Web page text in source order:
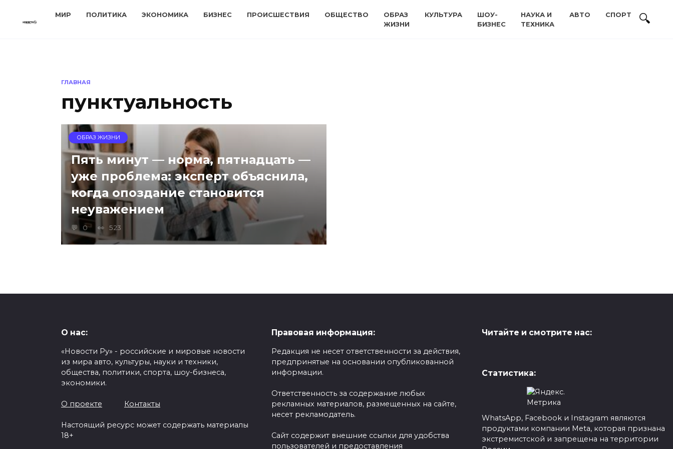
МИР ПОЛИТИКА ЭКОНОМИКА БИЗНЕС ПРОИСШЕСТВИЯ ОБЩЕСТВО
ОБРАЗ
ЖИЗНИ
КУЛЬТУРА
ШОУ-
БИЗНЕС
НАУКА И
ТЕХНИКА
АВТО СПОРТ
ГЛАВНАЯ
пунктуальность
ОБРАЗ ЖИЗНИ
Пять минут — норма, пятнадцать —
уже проблема: эксперт объяснила,
когда опоздание становится
неуважением
0 523
О нас:
«Новости Ру» - российские и мировые новости
из мира авто, культуры, науки и техники,
общества, политики, спорта, шоу-бизнеса,
экономики.
О проекте Контакты
Настоящий ресурс может содержать материалы
18+
Правовая информация:
Редакция не несет ответственности за действия,
предпринятые на основании опубликованной
информации.
Ответственность за содержание любых
рекламных материалов, размещенных на сайте,
несет рекламодатель.
Сайт содержит внешние ссылки для удобства
пользователей и предоставления
Читайте и смотрите нас:
Статистика:
WhatsApp, Facebook и Instagram являются
продуктами компании Meta, которая признана
экстремистской и запрещена на территории